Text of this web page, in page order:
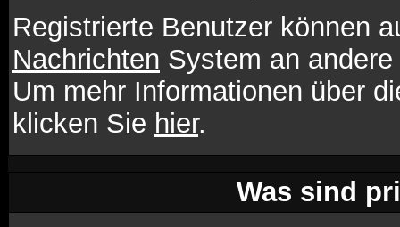
Registrierte Benutzer können
Nachrichten System an
Um mehr Informationen über
klicken Sie hier.
Was sind